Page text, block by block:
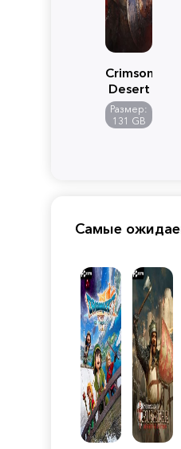
Crimson
Desert
Размер:
131 GB
Самые